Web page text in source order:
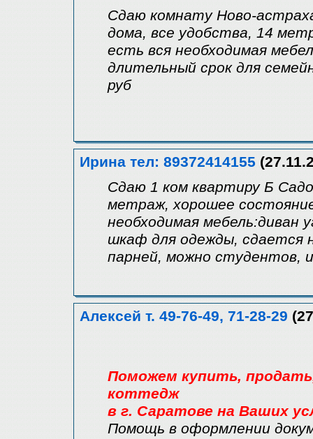
Сдаю комнату Ново-
дома, все удобства, 14
есть вся необходимая
длительный срок для
руб
Ирина тел: 89372414155
Сдаю 1 ком квартиру Б
метраж, хорошее
необходимая мебель:диван
шкаф для одежды, сдается
парней, можно студентов,
Алексей т. 49-76-49, 71-28-29
Поможем купить,
коттедж
в г. Саратове на Ваших
Помощь в оформлении